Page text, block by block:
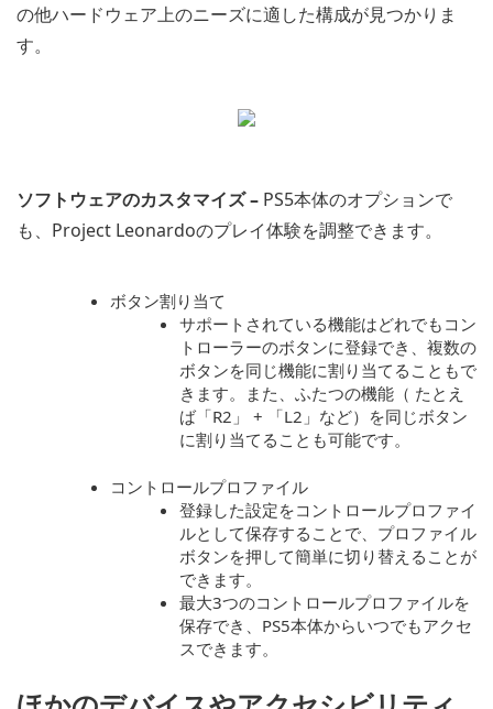
の他ハードウェア上のニーズに適した構成が見つかりま
す。
ソフトウェアのカスタマイズ – PS5本体のオプションで
も、Project Leonardoのプレイ体験を調整できます。
ボタン割り当て
サポートされている機能はどれでもコン
トローラーのボタンに登録でき、複数の
ボタンを同じ機能に割り当てることもで
きます。また、ふたつの機能（ たとえ
ば「R2」 + 「L2」など）を同じボタン
に割り当てることも可能です。
コントロールプロファイル
登録した設定をコントロールプロファイ
ルとして保存することで、プロファイル
ボタンを押して簡単に切り替えることが
できます。
最大3つのコントロールプロファイルを
保存でき、PS5本体からいつでもアクセ
スできます。